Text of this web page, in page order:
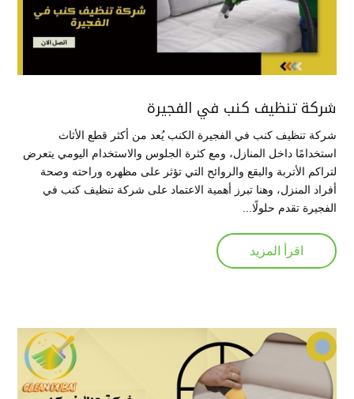
شركة تنظيف كنب في الفجيرة
شركة تنظيف كنب في الفجيرة الكنب يُعد من أكثر قطع الأثاث
استخدامًا داخل المنازل، ومع كثرة الجلوس والاستخدام اليومي يتعرض
لتراكم الأتربة والبقع والروائح التي تؤثر على مظهره وراحته وصحة
أفراد المنزل، وهنا تبرز أهمية الاعتماد على شركة تنظيف كنب في
الفجيرة تقدم حلولًا...
اقرأ المزيد